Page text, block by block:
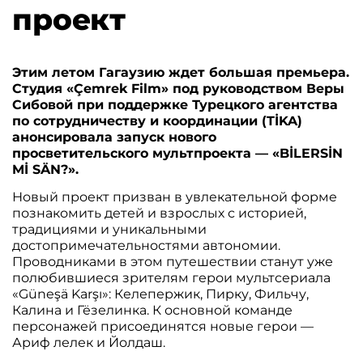
проект
Этим летом Гагаузию ждет большая премьера.
Студия «Çemrek Film» под руководством Веры
Сибовой при поддержке Турецкого агентства
по сотрудничеству и координации (TİKA)
анонсировала запуск нового
просветительского мультпроекта — «BİLERSİN
Mİ SÄN?».
Новый проект призван в увлекательной форме
познакомить детей и взрослых с историей,
традициями и уникальными
достопримечательностями автономии.
Проводниками в этом путешествии станут уже
полюбившиеся зрителям герои мультсериала
«Güneşä Karşı»: Келепержик, Пирку, Фильчу,
Калина и Гёзелинка. К основной команде
персонажей присоединятся новые герои —
Ариф лелек и Йолдаш.